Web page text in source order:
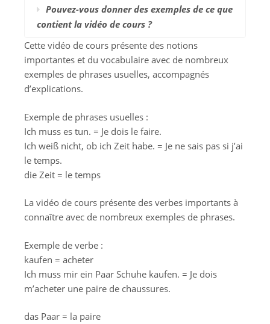
Pouvez-vous donner des exemples de ce que
contient la vidéo de cours ?
Cette vidéo de cours présente des notions
importantes et du vocabulaire avec de nombreux
exemples de phrases usuelles, accompagnés
d’explications.
Exemple de phrases usuelles :
Ich muss es tun. = Je dois le faire.
Ich weiß nicht, ob ich Zeit habe. = Je ne sais pas si j’ai
le temps.
die Zeit = le temps
La vidéo de cours présente des verbes importants à
connaître avec de nombreux exemples de phrases.
Exemple de verbe :
kaufen = acheter
Ich muss mir ein Paar Schuhe kaufen. = Je dois
m’acheter une paire de chaussures.
das Paar = la paire